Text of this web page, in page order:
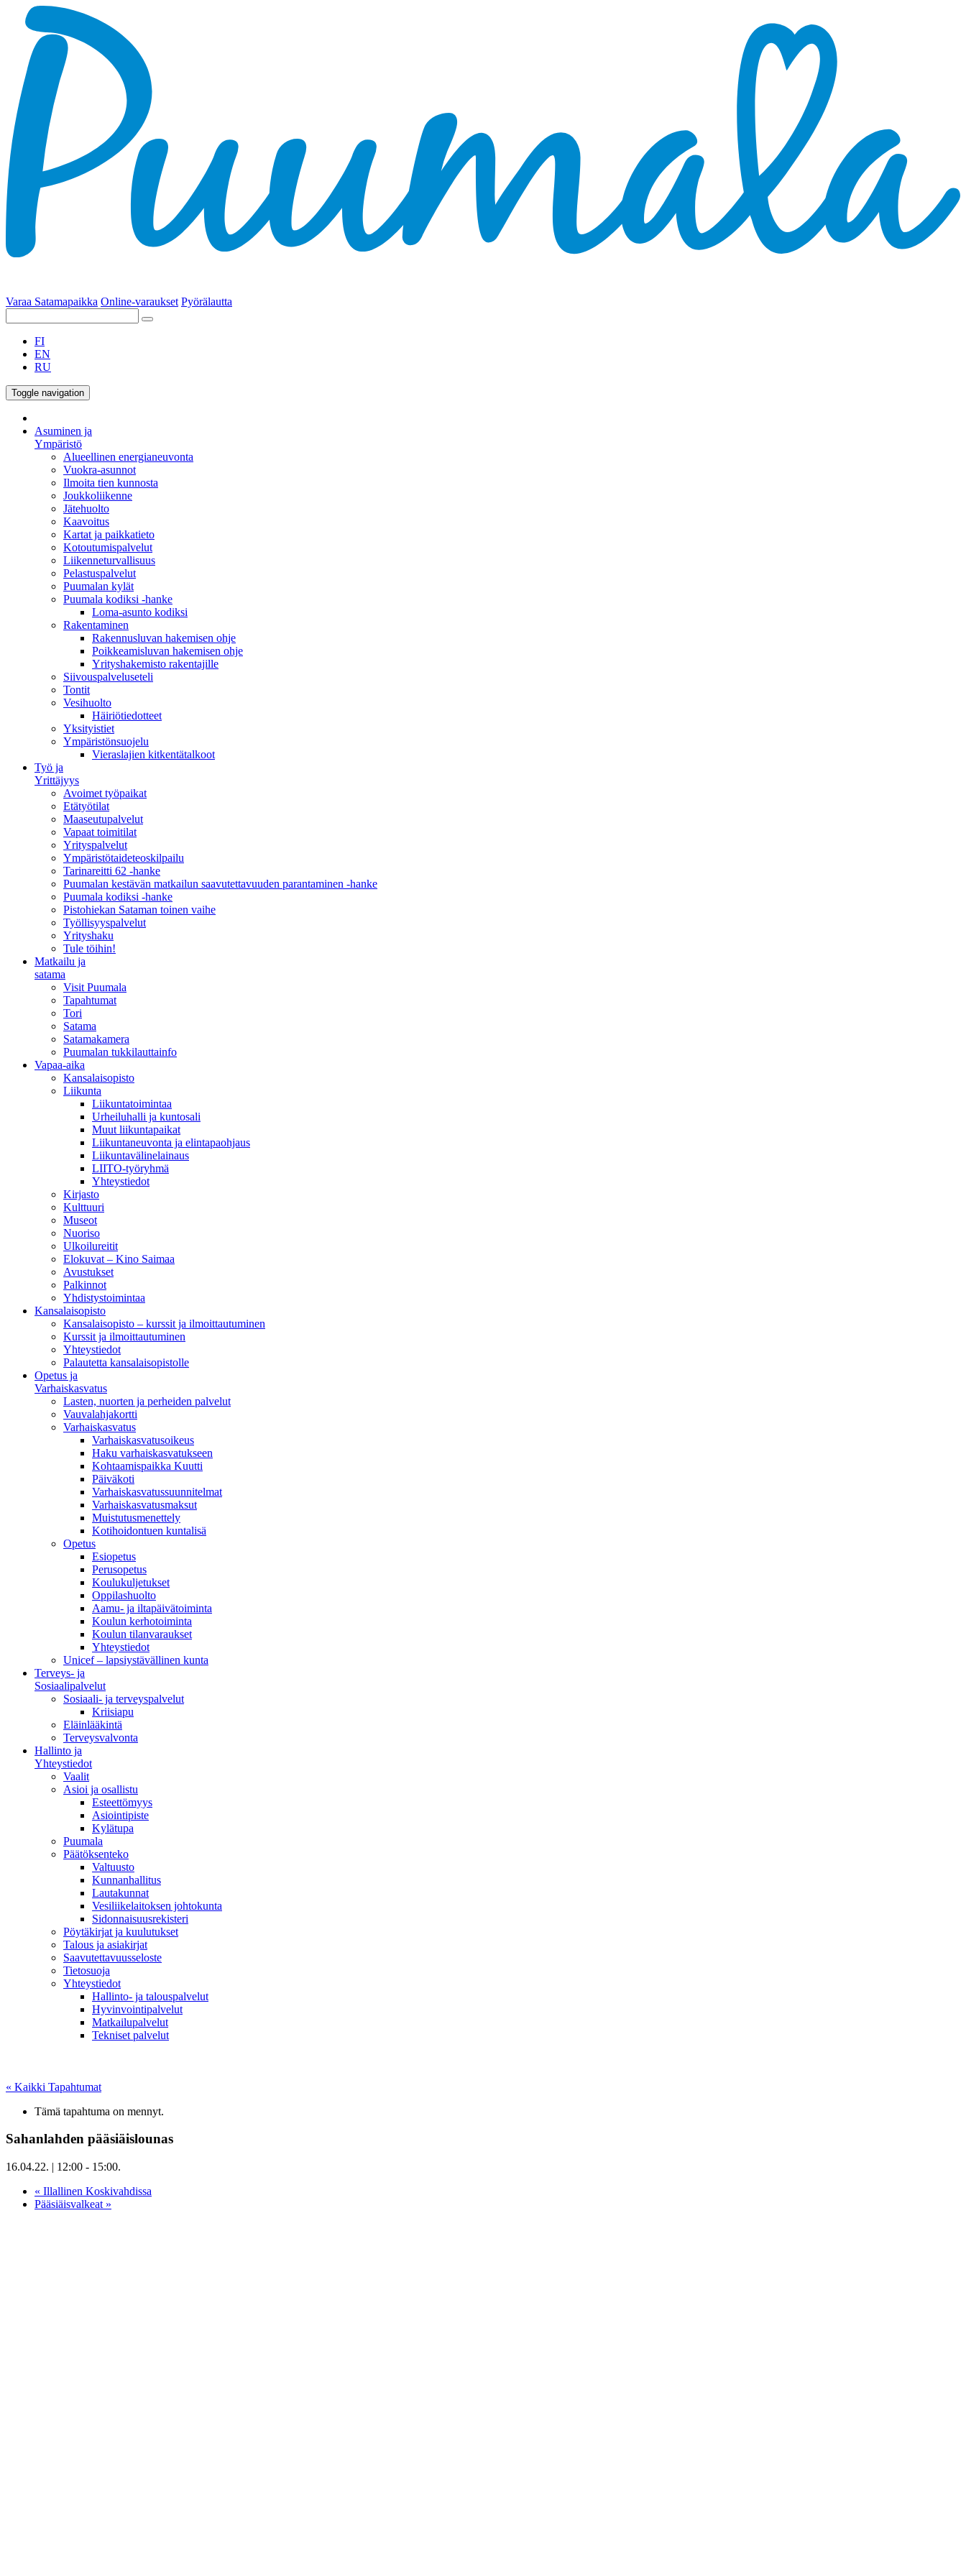
Varaa Satamapaikka Online-varaukset Pyörälautta
FI
EN
RU
Toggle navigation
Asuminen ja
Ympäristö
Alueellinen energianeuvonta
Vuokra-asunnot
Ilmoita tien kunnosta
Joukkoliikenne
Jätehuolto
Kaavoitus
Kartat ja paikkatieto
Kotoutumispalvelut
Liikenneturvallisuus
Pelastuspalvelut
Puumalan kylät
Puumala kodiksi -hanke
Loma-asunto kodiksi
Rakentaminen
Rakennusluvan hakemisen ohje
Poikkeamisluvan hakemisen ohje
Yrityshakemisto rakentajille
Siivouspalveluseteli
Tontit
Vesihuolto
Häiriötiedotteet
Yksityistiet
Ympäristönsuojelu
Vieraslajien kitkentätalkoot
Työ ja
Yrittäjyys
Avoimet työpaikat
Etätyötilat
Maaseutupalvelut
Vapaat toimitilat
Yrityspalvelut
Ympäristötaideteoskilpailu
Tarinareitti 62 -hanke
Puumalan kestävän matkailun saavutettavuuden parantaminen -hanke
Puumala kodiksi -hanke
Pistohiekan Sataman toinen vaihe
Työllisyyspalvelut
Yrityshaku
Tule töihin!
Matkailu ja
satama
Visit Puumala
Tapahtumat
Tori
Satama
Satamakamera
Puumalan tukkilauttainfo
Vapaa-aika
Kansalaisopisto
Liikunta
Liikuntatoimintaa
Urheiluhalli ja kuntosali
Muut liikuntapaikat
Liikuntaneuvonta ja elintapaohjaus
Liikuntavälinelainaus
LIITO-työryhmä
Yhteystiedot
Kirjasto
Kulttuuri
Museot
Nuoriso
Ulkoilureitit
Elokuvat – Kino Saimaa
Avustukset
Palkinnot
Yhdistystoimintaa
Kansalaisopisto
Kansalaisopisto – kurssit ja ilmoittautuminen
Kurssit ja ilmoittautuminen
Yhteystiedot
Palautetta kansalaisopistolle
Opetus ja
Varhaiskasvatus
Lasten, nuorten ja perheiden palvelut
Vauvalahjakortti
Varhaiskasvatus
Varhaiskasvatusoikeus
Haku varhaiskasvatukseen
Kohtaamispaikka Kuutti
Päiväkoti
Varhaiskasvatussuunnitelmat
Varhaiskasvatusmaksut
Muistutusmenettely
Kotihoidontuen kuntalisä
Opetus
Esiopetus
Perusopetus
Koulukuljetukset
Oppilashuolto
Aamu- ja iltapäivätoiminta
Koulun kerhotoiminta
Koulun tilanvaraukset
Yhteystiedot
Unicef – lapsiystävällinen kunta
Terveys- ja
Sosiaalipalvelut
Sosiaali- ja terveyspalvelut
Kriisiapu
Eläinlääkintä
Terveysvalvonta
Hallinto ja
Yhteystiedot
Vaalit
Asioi ja osallistu
Esteettömyys
Asiointipiste
Kylätupa
Puumala
Päätöksenteko
Valtuusto
Kunnanhallitus
Lautakunnat
Vesiliikelaitoksen johtokunta
Sidonnaisuusrekisteri
Pöytäkirjat ja kuulutukset
Talous ja asiakirjat
Saavutettavuusseloste
Tietosuoja
Yhteystiedot
Hallinto- ja talouspalvelut
Hyvinvointipalvelut
Matkailupalvelut
Tekniset palvelut
« Kaikki Tapahtumat
Tämä tapahtuma on mennyt.
Sahanlahden pääsiäislounas
16.04.22. | 12:00 - 15:00.
« Illallinen Koskivahdissa
Pääsiäisvalkeat »